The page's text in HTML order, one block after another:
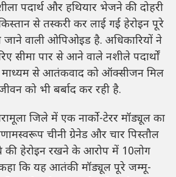
पदार्थ और हथियार भेजने की दोहरी
से तस्करी कर लाई गई हेरोइन पूरे
जाने वाली ओपिओइड है. अधिकारियों ने
सीमा पार से आने वाले नशीले पदार्थों
माध्यम से आतंकवाद को ऑक्सीजन मिल
को भी बर्बाद कर रही है.
जिले में एक नार्को-टेरर मॉड्यूल का
चीनी ग्रेनेड और चार पिस्तौल
हेरोइन रखने के आरोप में 10लोग
कि यह आतंकी मॉड्यूल पूरे जम्मू-